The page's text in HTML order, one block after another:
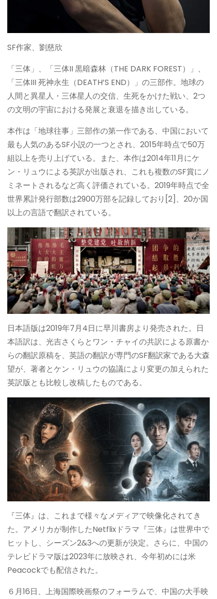
SF作家、劉慈欣
「三体」、「三体II 黒暗森林（THE DARK FOREST）」、
「三体III 死神永生（DEATH’S END）」の三部作。地球の
人間と異星人・三体星人の交信、生死をかけた戦い、2つ
の文明の宇宙における発展と衰退を描き出している。
本作は「地球往事」三部作の第一作である、中国において
最も人気のあるSF小説の一つとされ、2015年時点で50万
組以上を売り上げている。また、本作は2014年11月にケ
ン・リュウによる英訳が出版され、これも複数のSF賞にノ
ミネートされるなど高く評価されている。2019年時点で全
世界累計発行部数は2900万部を記録しており[2]、20か国
以上の言語で翻訳されている。
日本語版は2019年7月4日に早川書房より発売された。日
本語訳は、光吉さくらとワン・チャイの共訳による原書か
らの翻訳原稿を、英語の翻訳が専門のSF翻訳家である大森
望が、著者とケン・リュウの協議により変更の加えられた
英訳版とも比較し改稿したものである。
『三体』は、これまで様々なメディアで映像化されてき
た。アメリカが制作したNetflixドラマ『三体』は世界中で
ヒットし、シーズン2&3への更新が決定。さらに、中国の
テレビドラマ版は2023年に放映され、今年初めには米
Peacockでも配信された。
６月16日、上海国際映画祭のフォーラムで、中国の大手映